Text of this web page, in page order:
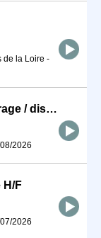
de la Loire -
Technicien études électricité - Eclairage / distribution BT H/F
2026
H/F
2026